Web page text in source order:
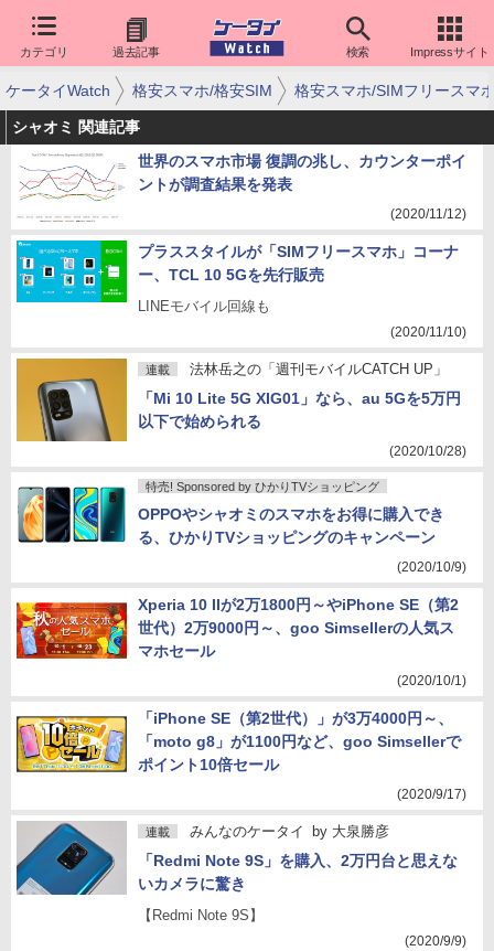
カテゴリ 過去記事 検索 Impressサイト
ケータイWatch 格安スマホ/格安SIM 格安スマホ/SIMフリースマ
シャオミ 関連記事
世界のスマホ市場 復調の兆し、カウンターポイ
ントが調査結果を発表
(2020/11/12)
プラススタイルが「SIMフリースマホ」コーナ
ー、TCL 10 5Gを先行販売
LINEモバイル回線も
(2020/11/10)
連載 法林岳之の「週刊モバイルCATCH UP」
「Mi 10 Lite 5G XIG01」なら、au 5Gを5万円
以下で始められる
(2020/10/28)
特売! Sponsored by ひかりTVショッピング
OPPOやシャオミのスマホをお得に購入でき
る、ひかりTVショッピングのキャンペーン
(2020/10/9)
Xperia 10 IIが2万1800円～やiPhone SE（第2
世代）2万9000円～、goo Simsellerの人気ス
マホセール
(2020/10/1)
「iPhone SE（第2世代）」が3万4000円～、
「moto g8」が1100円など、goo Simsellerで
ポイント10倍セール
(2020/9/17)
連載 みんなのケータイ by 大泉勝彦
「Redmi Note 9S」を購入、2万円台と思えな
いカメラに驚き
【Redmi Note 9S】
(2020/9/9)